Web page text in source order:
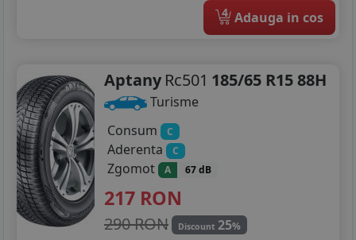
4 Adauga in cos
Aptany Rc501 185/65 R15 88H
Turisme
Consum
C
Aderenta C
Zgomot A 67 dB
217 RON
290 RON Discount 25%